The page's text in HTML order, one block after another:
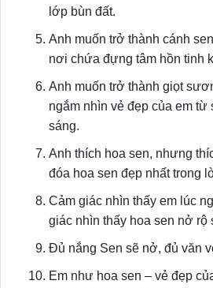
lớp bùn đất.
Anh muốn trở thành cánh
nơi chứa đựng tâm hồn tinh
Anh muốn trở thành giọt
ngắm nhìn vẻ đẹp của em từ
sáng.
Anh thích hoa sen, nhưng
đóa hoa sen đẹp nhất trong
Cảm giác nhìn thấy em lúc
giác nhìn thấy hoa sen nở rộ
Đủ nắng Sen sẽ nở, đủ văn
Em như hoa sen – vẻ đẹp